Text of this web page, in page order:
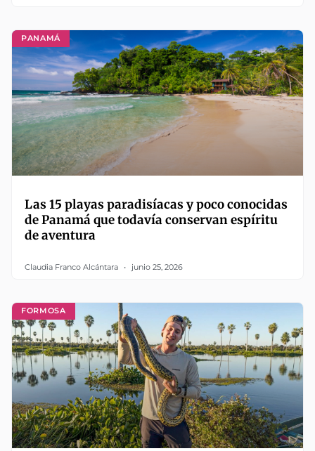
PANAMÁ
Las 15 playas paradisíacas y poco conocidas
de Panamá que todavía conservan espíritu
de aventura
Claudia Franco Alcántara junio 25, 2026
FORMOSA